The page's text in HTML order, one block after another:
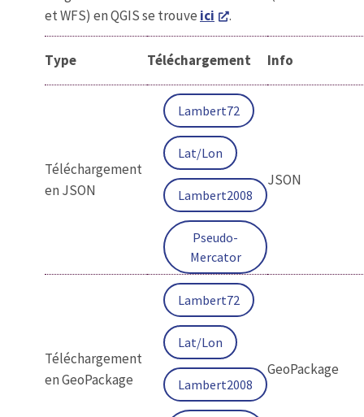
et WFS) en QGIS se trouve ici .
Type Téléchargement Info
Téléchargement
en JSON
Lambert72
Lat/Lon
Lambert2008
Pseudo-
Mercator
JSON
Téléchargement
en GeoPackage
Lambert72
Lat/Lon
Lambert2008
GeoPackage